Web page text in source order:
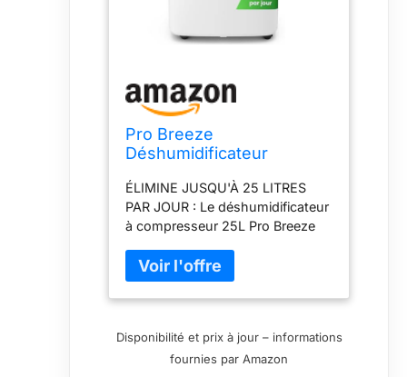
Pro Breeze
Déshumidificateur
pour pièces jusqu'à 53 m²
- 4 modes, Sèche-linge,
Drainage continu,
Minuterie 24h, Grand
Réservoir 5,5L - Contre
l'humidité, la moisissure
ÉLIMINE JUSQU'À 25 LITRES
PAR JOUR : Le déshumidificateur
à compresseur 25L Pro Breeze
convient à une utilisation dans
des pièces de taille moyenne à
grande, jusqu'à 35 m². Doté
déshumidification économe en
énergie, il élimine rapidement
Disponibilité et prix à jour – informations
fournies par Amazon